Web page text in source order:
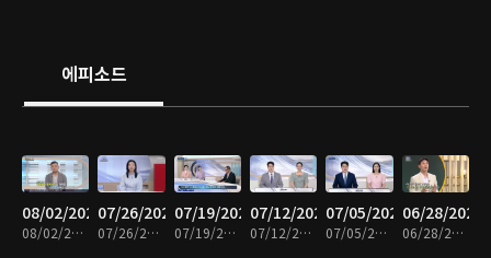
에피소드
08/02/2026
08/02/2026 • 58분
07/26/2026
07/26/2026 • 59분
07/19/2026
07/19/2026 • 59분
07/12/2026
07/12/2026 • 58분
07/05/2026
07/05/2026 • 59분
06/28/2026
06/28/2026 • 58분